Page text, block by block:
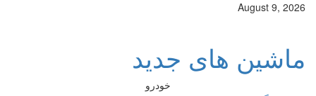
August 9, 2026
ماشین های جدید
خودرو